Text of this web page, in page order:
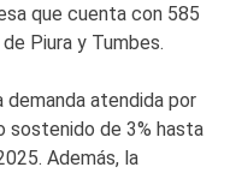
que cuenta con 585
Piura y Tumbes.
atendida por
sostenido de 3% hasta
Además, la